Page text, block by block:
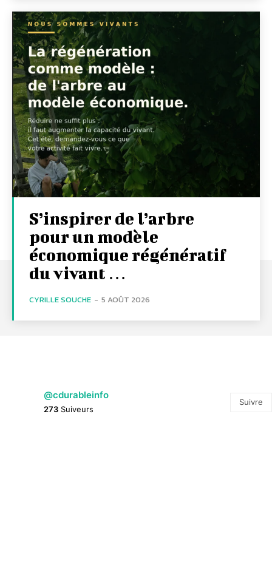
S’inspirer de l’arbre
pour un modèle
économique régénératif
du vivant …
CYRILLE SOUCHE - 5 AOÛT 2026
@cdurableinfo
273 Suiveurs
Suivre